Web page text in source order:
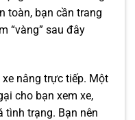
toàn, bạn cần trang
“vàng” sau đây
nâng trực tiếp. Một
cho bạn xem xe,
tình trạng. Bạn nên